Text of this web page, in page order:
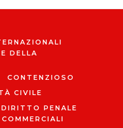
DELLA
CONTENZIOSO
CIVILE
DIRITTO PENALE